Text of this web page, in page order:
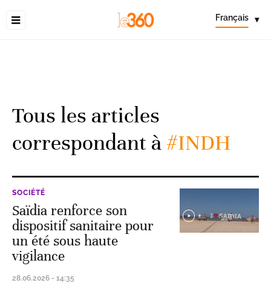
Français ▾
Tous les articles
correspondant à#INDH
SOCIÉTÉ
Saïdia renforce son
dispositif sanitaire pour
un été sous haute
vigilance
28.06.2026 - 14:35